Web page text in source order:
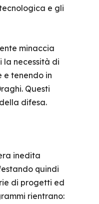
e gli
minaccia
la necessità di
tenendo in
Questi
difesa.
inedita
quindi
di progetti ed
rientrano: